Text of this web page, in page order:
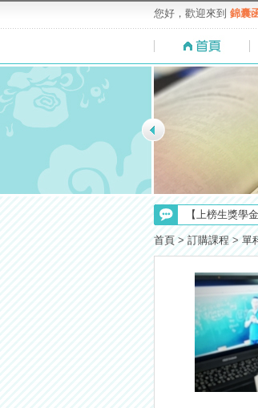
您好，歡迎來到 錦囊
【考試院】國
【上榜生獎
【最新】錦囊
【NEW】加入
【考選部】高
【求職秘技
【注意】112
【重要】114
【考試院】國
首頁 > 訂購課程 > 單